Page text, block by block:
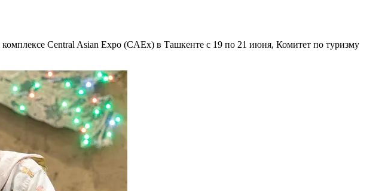
Central Asian Expo (CAEx) в Ташкенте с 19 по 21 июня, Комитет по туризму